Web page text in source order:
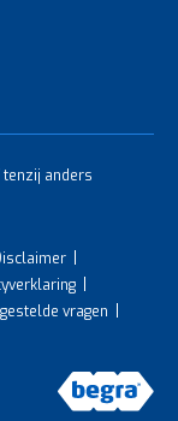
anders
vragen